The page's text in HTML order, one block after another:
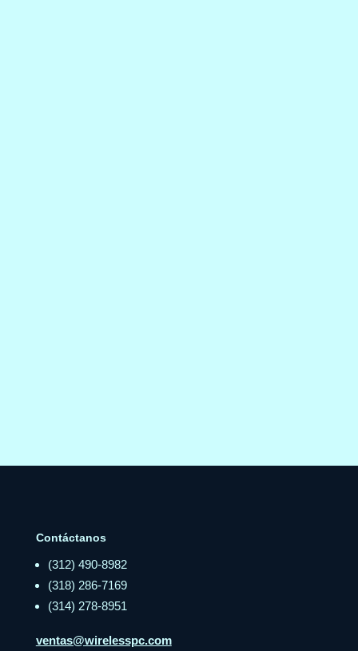
Contáctanos
(312) 490-8982
(318) 286-7169
(314) 278-8951
ventas@wirelesspc.com